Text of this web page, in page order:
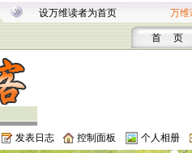
设万维读者为首页 万维
首 页
发表日志 控制面板 个人相册